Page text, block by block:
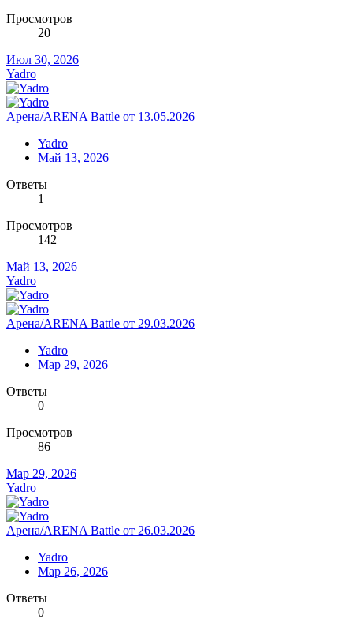
Просмотров
20
Июл 30, 2026
Yadro
Арена/ARENA Battle от 13.05.2026
Yadro
Май 13, 2026
Ответы
1
Просмотров
142
Май 13, 2026
Yadro
Арена/ARENA Battle от 29.03.2026
Yadro
Мар 29, 2026
Ответы
0
Просмотров
86
Мар 29, 2026
Yadro
Арена/ARENA Battle от 26.03.2026
Yadro
Мар 26, 2026
Ответы
0